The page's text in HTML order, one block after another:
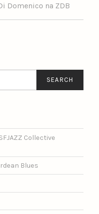
Domenico na ZDB
Collective
Blues